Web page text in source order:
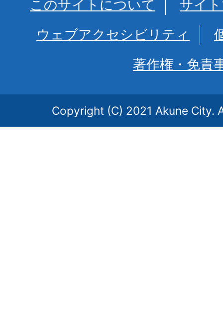
このサイトについて
サイ
ウェブアクセシビリティ
著作権・免責
Copyright (C) 2021 Akune City.